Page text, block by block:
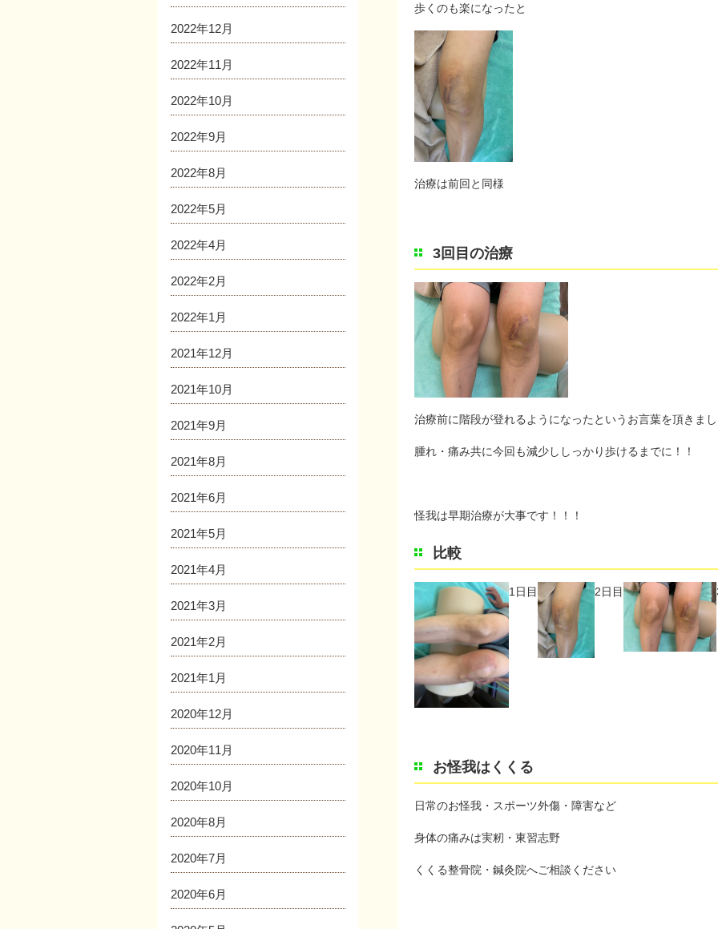
歩くのも楽になったと
治療は前回と同様
3回目の治療
治療前に階段が登れるようになったというお言葉を頂きま
腫れ・痛み共に今回も減少ししっかり歩けるまでに！！
怪我は早期治療が大事です！！！
比較
1日目 2日目
お怪我はくくる
日常のお怪我・スポーツ外傷・障害など
身体の痛みは実籾・東習志野
くくる整骨院・鍼灸院へご相談ください
2022年12月
2022年11月
2022年10月
2022年9月
2022年8月
2022年5月
2022年4月
2022年2月
2022年1月
2021年12月
2021年10月
2021年9月
2021年8月
2021年6月
2021年5月
2021年4月
2021年3月
2021年2月
2021年1月
2020年12月
2020年11月
2020年10月
2020年8月
2020年7月
2020年6月